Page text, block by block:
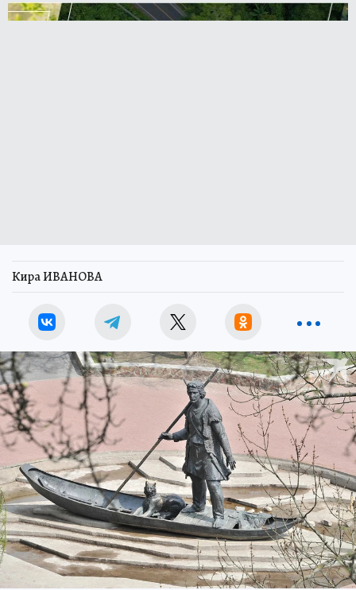
Кира ИВАНОВА